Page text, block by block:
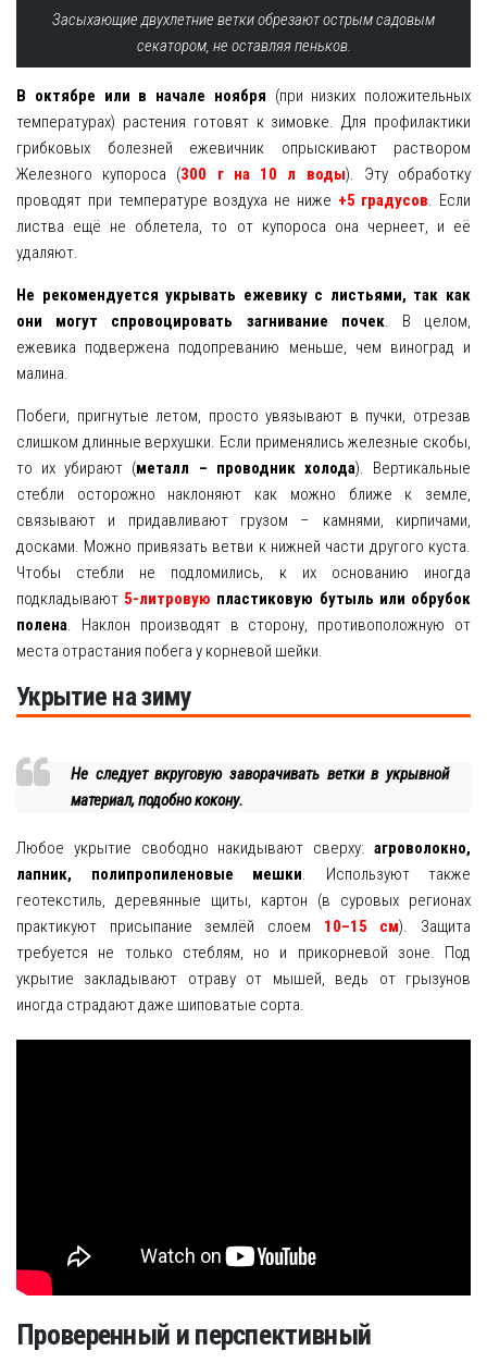
Засыхающие двухлетние ветки обрезают острым садовым
секатором, не оставляя пеньков.
В октябре или в начале ноября (при низких положительных
температурах) растения готовят к зимовке. Для профилактики
грибковых болезней ежевичник опрыскивают раствором
Железного купороса (300 г на 10 л воды). Эту обработку
проводят при температуре воздуха не ниже +5 градусов. Если
листва ещё не облетела, то от купороса она чернеет, и её
удаляют.
Не рекомендуется укрывать ежевику с листьями, так как
они могут спровоцировать загнивание почек. В целом,
ежевика подвержена подопреванию меньше, чем виноград и
малина.
Побеги, пригнутые летом, просто увязывают в пучки, отрезав
слишком длинные верхушки. Если применялись железные скобы,
то их убирают (металл – проводник холода). Вертикальные
стебли осторожно наклоняют как можно ближе к земле,
связывают и придавливают грузом – камнями, кирпичами,
досками. Можно привязать ветви к нижней части другого куста.
Чтобы стебли не подломились, к их основанию иногда
подкладывают5-литровую пластиковую бутыль или обрубок
полена. Наклон производят в сторону, противоположную от
места отрастания побега у корневой шейки.
Укрытие на зиму
Не следует вкруговую заворачивать ветки в укрывной
материал, подобно кокону.
Любое укрытие свободно накидывают сверху: агроволокно,
лапник, полипропиленовые мешки. Используют также
геотекстиль, деревянные щиты, картон (в суровых регионах
практикуют присыпание землёй слоем 10–15 см). Защита
требуется не только стеблям, но и прикорневой зоне. Под
укрытие закладывают отраву от мышей, ведь от грызунов
иногда страдают даже шиповатые сорта.
Проверенный и перспективный